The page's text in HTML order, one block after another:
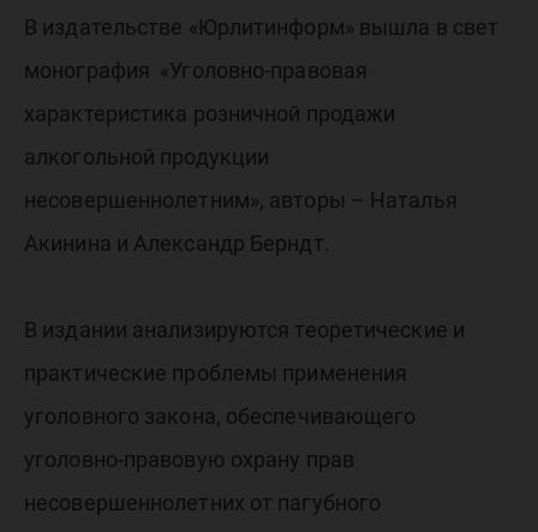
В издательстве «Юрлитинформ» вышла в свет
монография «Уголовно-правовая
характеристика розничной продажи
алкогольной продукции
несовершеннолетним», авторы – Наталья
Акинина и Александр Берндт.
В издании анализируются теоретические и
практические проблемы применения
уголовного закона, обеспечивающего
уголовно-правовую охрану прав
несовершеннолетних от пагубного